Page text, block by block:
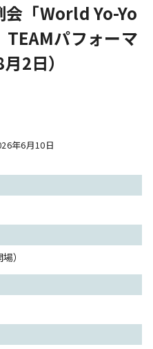
会「World Yo-Yo
パフォーマ
2日）
年6月10日
）